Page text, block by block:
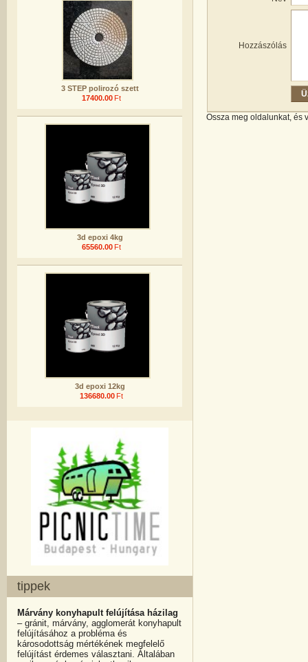
3 STEP polirozó szett
17400.00 Ft
3d epoxi 4kg
65560.00 Ft
3d epoxi 12kg
136680.00 Ft
tippek
Márvány konyhapult felújítása házilag
– gránit, márvány, agglomerát konyhapult
felújításához a probléma és
károsodottság mértékének megfelelő
felújítást érdemes választani. Általában
Hozzászólás
Ossza meg oldalunkat, és